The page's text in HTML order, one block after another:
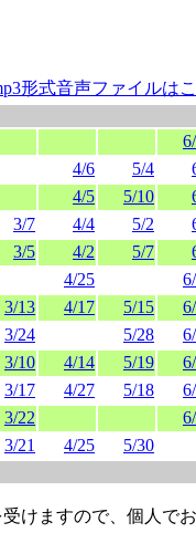
形式音声ファイルは
4/6 5/4
4/5 5/10
3/7 4/4 5/2
3/5 4/2 5/7
4/25
3/13 4/17 5/15
3/24 5/28
3/10 4/14 5/19
3/17 4/27 5/18
3/22
3/21 4/25 5/30
けますので、個人で